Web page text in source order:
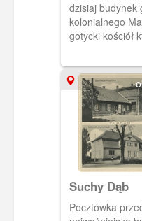
dzisiaj budynek
kolonialnego
gotycki kościół
Suchy Dąb
Pocztówka